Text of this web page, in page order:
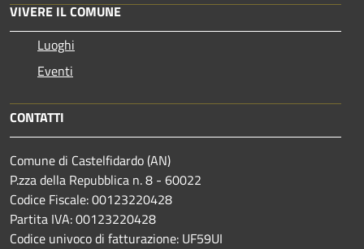
VIVERE IL COMUNE
Luoghi
Eventi
CONTATTI
Comune di Castelfidardo (AN)
P.zza della Repubblica n. 8 - 60022
Codice Fiscale: 00123220428
Partita IVA: 00123220428
Codice univoco di fatturazione: UF59UI